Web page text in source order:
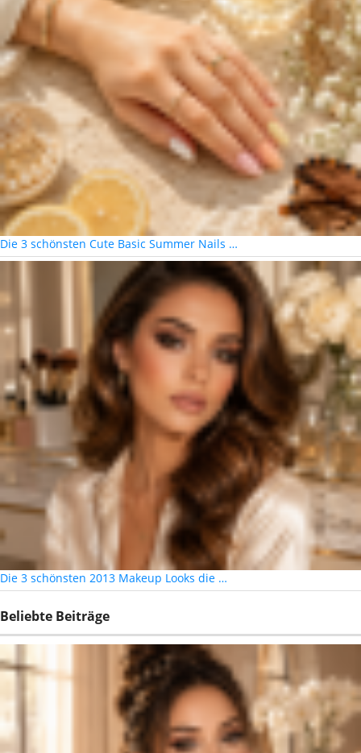
Die 3 schönsten Cute Basic Summer Nails …
Die 3 schönsten 2013 Makeup Looks die …
Beliebte Beiträge